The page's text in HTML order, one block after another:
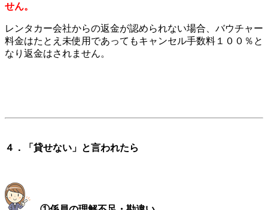
せん。
レンタカー会社からの返金が認められない場合、バウチャー
料金はたとえ未使用であってもキャンセル手数料１００％と
なり返金はされません。
４．「貸せない」と言われたら